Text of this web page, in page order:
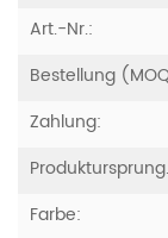
Art.-Nr.:
Bestellung
Zahlung:
Farbe: